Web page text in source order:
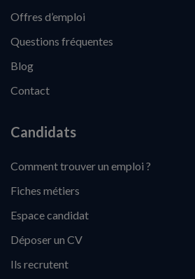
Offres d’emploi
Questions fréquentes
Blog
Contact
Candidats
Comment trouver un emploi ?
Fiches métiers
Espace candidat
Déposer un CV
Ils recrutent